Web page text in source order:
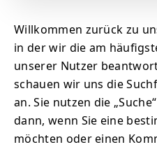
Willkommen zurück zu
in der wir die am
unserer Nutzer
schauen wir uns die
an. Sie nutzen die
dann, wenn Sie eine
möchten oder einen